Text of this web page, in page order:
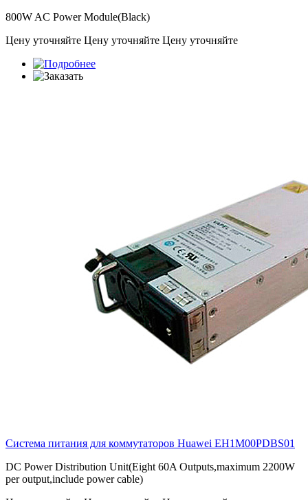
800W AC Power Module(Black)
Цену уточняйте Цену уточняйте Цену уточняйте
Система питания для коммутаторов Huawei EH1M00PDBS01
DC Power Distribution Unit(Eight 60A Outputs,maximum 2200W
per output,include power cable)